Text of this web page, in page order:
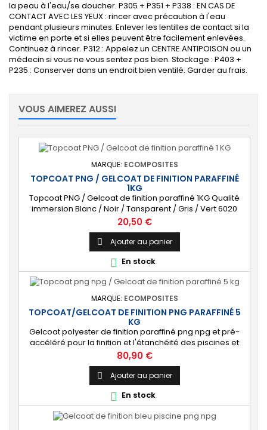
la peau à l'eau/se doucher. P305 + P351 + P338 : EN CAS DE
CONTACT AVEC LES YEUX : rincer avec précaution à l'eau
pendant plusieurs minutes. Enlever les lentilles de contact si la
victime en porte et si elles peuvent être facilement enlevées.
Continuez à rincer. P312 : Appelez un CENTRE ANTIPOISON ou un
médecin si vous ne vous sentez pas bien. Stockage : P403 +
P235 : Conserver dans un endroit bien ventilé. Garder au frais.
VOUS AIMEREZ AUSSI
MARQUE: ECOMPOSITES
TOPCOAT PNG / GELCOAT DE FINITION PARAFFINÉ
1KG
Topcoat PNG / Gelcoat de finition paraffiné 1KG Qualité
immersion Blanc / Noir / Tansparent / Gris / Vert 6020
Livré avec Catalyseur (2cl)
Prix
20,50 €
 Ajouter au panier
 En stock
MARQUE: ECOMPOSITES
TOPCOAT/GELCOAT DE FINITION PNG PARAFFINÉ 5
KG
Gelcoat polyester de finition paraffiné png npg et pré-
accéléré pour la finition et l'étanchéité des piscines et
bassins. [Finition] : Fournit une couche extérieure lisse
brillante qualité immersion. [Étanche] : Étanchéifie votre
stratification résine et fibre de verre. Livré avec son
catalyseur PMEC 10 cl Couleurs : blanc, noir, incolore, vert,
nuances...
Prix
80,90 €
 Ajouter au panier
 En stock